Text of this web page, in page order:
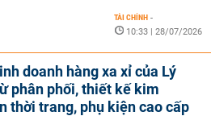
TÀI CHÍNH -
10:33 | 28/07/2026
doanh hàng xa xỉ của Lý
phân phối, thiết kế kim
thời trang, phụ kiện cao cấp